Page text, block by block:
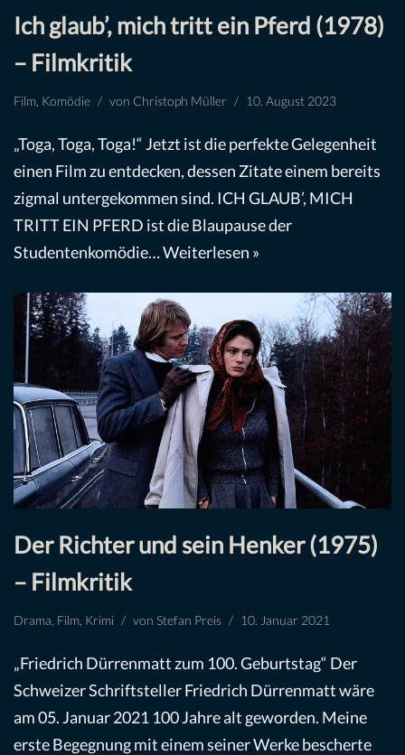
Ich glaub’, mich tritt ein Pferd (1978)
– Filmkritik
Film Komödie von Christoph Müller 10. August 2023
„Toga, Toga, Toga!“ Jetzt ist die perfekte Gelegenheit
einen Film zu entdecken, dessen Zitate einem bereits
zigmal untergekommen sind. ICH GLAUB’, MICH
TRITT EIN PFERD ist die Blaupause der
Studentenkomödie…Weiterlesen »
Der Richter und sein Henker (1975)
– Filmkritik
Drama Film Krimi von Stefan Preis 10. Januar 2021
„Friedrich Dürrenmatt zum 100. Geburtstag“ Der
Schweizer Schriftsteller Friedrich Dürrenmatt wäre
am 05. Januar 2021 100 Jahre alt geworden. Meine
erste Begegnung mit einem seiner Werke bescherte